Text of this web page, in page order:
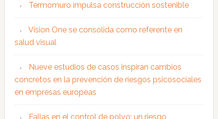
Termomuro impulsa construcción sostenible
Vision One se consolida como referente en
salud visual
Nueve estudios de casos inspiran cambios
concretos en la prevención de riesgos psicosociales
en empresas europeas
Fallas en el control de polvo: un riesgo